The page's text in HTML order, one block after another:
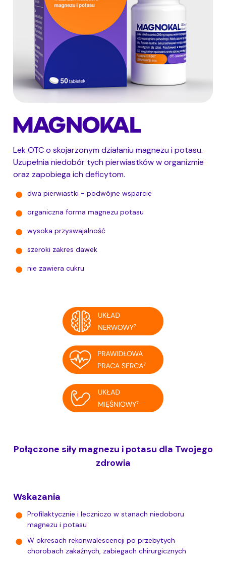
Lek OTC o skojarzonym działaniu magnezu i potasu.
Uzupełnia niedobór tych pierwiastków w organizmie
oraz zapobiega ich deficytom.
dwa pierwiastki - podwójne wsparcie
organiczna forma magnezu potasu
wysoka przyswajalność
szeroki zakres dawek
nie zawiera cukru
Połączone siły magnezu i potasu dla Twojego
zdrowia
Wskazania
Profilaktycznie i leczniczo w stanach niedoboru
magnezu i potasu
W okresach rekonwalescencji po przebytych
chorobach zakaźnych, zabiegach chirurgicznych